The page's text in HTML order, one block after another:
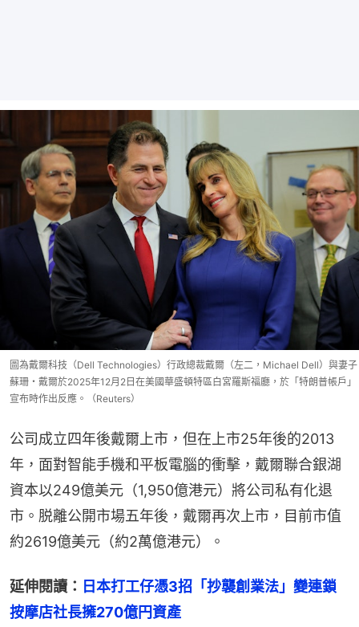
圖為戴爾科技（Dell Technologies）行政總裁戴爾（左二，Michael Dell）與妻子
蘇珊・戴爾於2025年12月2日在美國華盛頓特區白宮羅斯福廳，於「特朗普帳戶」
宣布時作出反應。（Reuters）
公司成立四年後戴爾上市，但在上市25年後的2013
年，面對智能手機和平板電腦的衝擊，戴爾聯合銀湖
資本以249億美元（1,950億港元）將公司私有化退
市。脱離公開市場五年後，戴爾再次上市，目前市值
約2619億美元（約2萬億港元）。
延伸閱讀： 日本打工仔憑3招「抄襲創業法」變連鎖
按摩店社長擁270億円資產